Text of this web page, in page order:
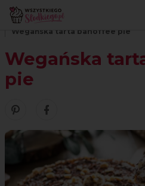
Strona główna
Wegańska tarta banoffee pie
Wegańska
pie
Zobacz nasze piny w
Udostępnij ten